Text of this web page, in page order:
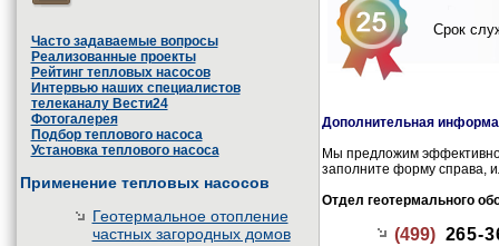
Часто задаваемые вопросы
Реализованные проекты
Рейтинг тепловых насосов
Интервью наших специалистов
телеканалу Вести24
Фотогалерея
Подбор теплового насоса
Установка теплового насоса
Применение тепловых насосов
Геотермальное отопление
частных загородных домов
Срок
Дополнительная
Мы предложим
заполните форму справа,
Отдел геотермального
(499) 265-